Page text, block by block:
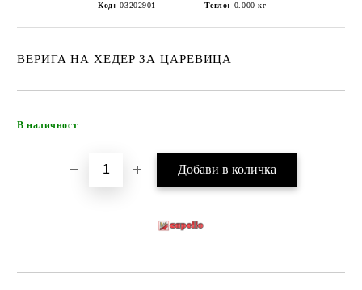
Код: 03202901 Тегло: 0.000 кг
ВЕРИГА НА ХЕДЕР ЗА ЦАРЕВИЦА
В наличност